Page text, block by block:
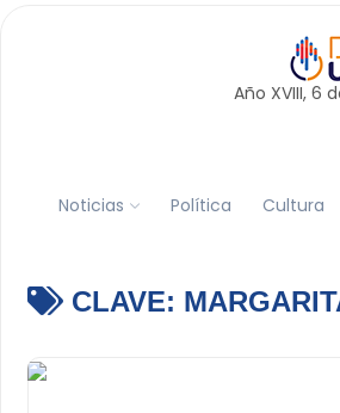
Año XVIII, 6
Noticias Política Cultura
CLAVE: